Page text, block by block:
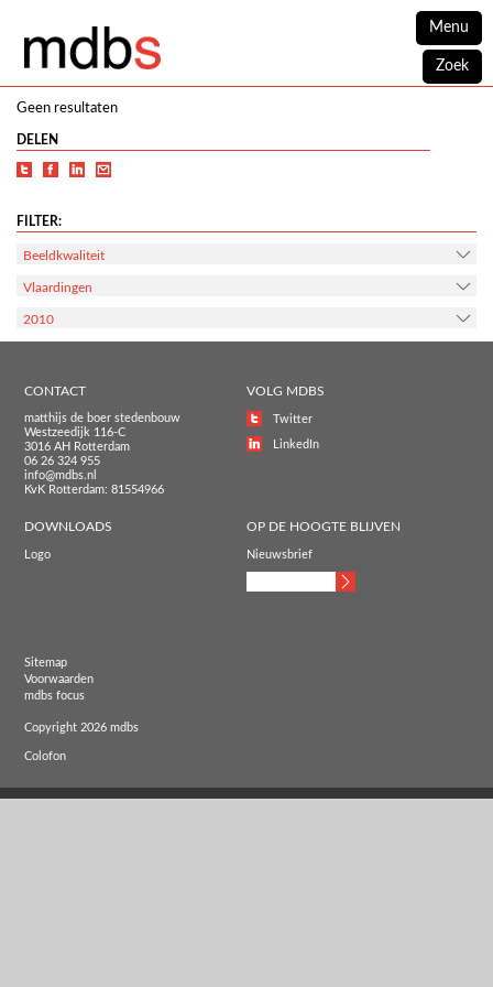
Menu
Zoek
Geen resultaten
DELEN
FILTER:
Beeldkwaliteit
Vlaardingen
2010
CONTACT
matthijs de boer stedenbouw
Westzeedijk 116-C
3016 AH Rotterdam
06 26 324 955
info@mdbs.nl
KvK Rotterdam: 81554966
VOLG MDBS
Twitter
LinkedIn
DOWNLOADS
Logo
OP DE HOOGTE BLIJVEN
Nieuwsbrief
Sitemap
Voorwaarden
mdbs focus
Copyright 2026 mdbs
Colofon